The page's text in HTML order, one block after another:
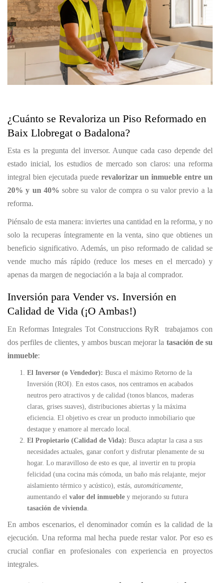
¿Cuánto se Revaloriza un Piso Reformado en
Baix Llobregat o Badalona?
Esta es la pregunta del inversor. Aunque cada caso depende del
estado inicial, los estudios de mercado son claros: una reforma
integral bien ejecutada puede revalorizar un inmueble entre un
20% y un 40% sobre su valor de compra o su valor previo a la
reforma.
Piénsalo de esta manera: inviertes una cantidad en la reforma, y no
solo la recuperas íntegramente en la venta, sino que obtienes un
beneficio significativo. Además, un piso reformado de calidad se
vende mucho más rápido (reduce los meses en el mercado) y
apenas da margen de negociación a la baja al comprador.
Inversión para Vender vs. Inversión en
Calidad de Vida (¡O Ambas!)
En Reformas Integrales Tot Construccions RyR trabajamos con
dos perfiles de clientes, y ambos buscan mejorar la tasación de su
inmueble:
El Inversor (o Vendedor): Busca el máximo Retorno de la
Inversión (ROI). En estos casos, nos centramos en acabados
neutros pero atractivos y de calidad (tonos blancos, maderas
claras, grises suaves), distribuciones abiertas y la máxima
eficiencia. El objetivo es crear un producto inmobiliario que
destaque y enamore al mercado local.
El Propietario (Calidad de Vida): Busca adaptar la casa a sus
necesidades actuales, ganar confort y disfrutar plenamente de su
hogar. Lo maravilloso de esto es que, al invertir en tu propia
felicidad (una cocina más cómoda, un baño más relajante, mejor
aislamiento térmico y acústico), estás, automáticamente
aumentando el valor del inmueble y mejorando su futura
tasación de vivienda
En ambos escenarios, el denominador común es la calidad de la
ejecución. Una reforma mal hecha puede restar valor. Por eso es
crucial confiar en profesionales con experiencia en proyectos
integrales.